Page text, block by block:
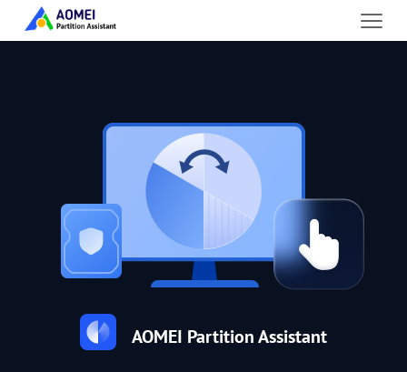
AOMEI Partition Assistant